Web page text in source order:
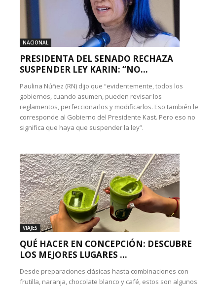
NACIONAL
PRESIDENTA DEL SENADO RECHAZA
SUSPENDER LEY KARIN: “NO...
Paulina Núñez (RN) dijo que “evidentemente, todos los
gobiernos, cuando asumen, pueden revisar los
reglamentos, perfeccionarlos y modificarlos. Eso también le
corresponde al Gobierno del Presidente Kast. Pero eso no
significa que haya que suspender la ley”.
VIAJES
QUÉ HACER EN CONCEPCIÓN: DESCUBRE
LOS MEJORES LUGARES ...
Desde preparaciones clásicas hasta combinaciones con
frutilla, naranja, chocolate blanco y café, estos son algunos